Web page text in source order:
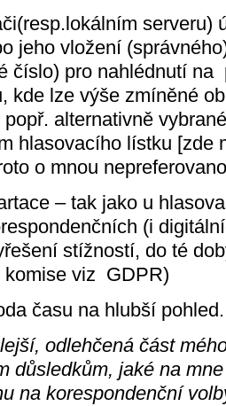
jeho vložení
číslo) pro nahlédnutí na
kde lze výše zmíněné
alternativně
hlasovacího lístku [zde
o mnou
– tak jako u
(i
stížností, do té
komise viz GDPR)
času na hlubší pohled.
odlehčená část
důsledkům, jaké na
na korespondenční